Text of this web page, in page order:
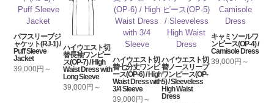
パフスリーブジ
ャケット(RJ-1) /
Puff Sleeve
Jacket
39,000円～
ハイウエスト切
替長袖ワンピー
ス(OP-7) / High
Waist Dress with
Long Sleeve
39,000円～
ハイウエスト切
替七分丈ワンピ
ース(OP-6) / High
Waist Dress with
3/4 Sleeve
39,000円～
ハイウエスト切
替ノースリーブ
ワンピース(OP-
5) / Sleeveless
High Waist
Dress
キャミソールワ
ンピース(OP-4) /
Camisole Dress
39,000円～